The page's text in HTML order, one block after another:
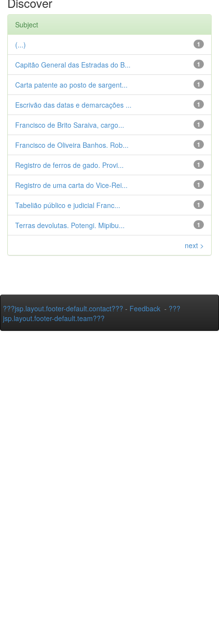
Subject
1
(...)
1
Capitão General das Estradas do B...
1
Carta patente ao posto de sargent...
1
Escrivão das datas e demarcações ...
1
Francisco de Brito Saraiva, cargo...
1
Francisco de Oliveira Banhos. Rob...
1
Registro de ferros de gado. Provi...
1
Registro de uma carta do Vice-Rei...
1
Tabelião público e judicial Franc...
1
Terras devolutas. Potengi. Mipibu...
next >
???jsp.layout.footer-default.contact??? - Feedback - ???
jsp.layout.footer-default.team???